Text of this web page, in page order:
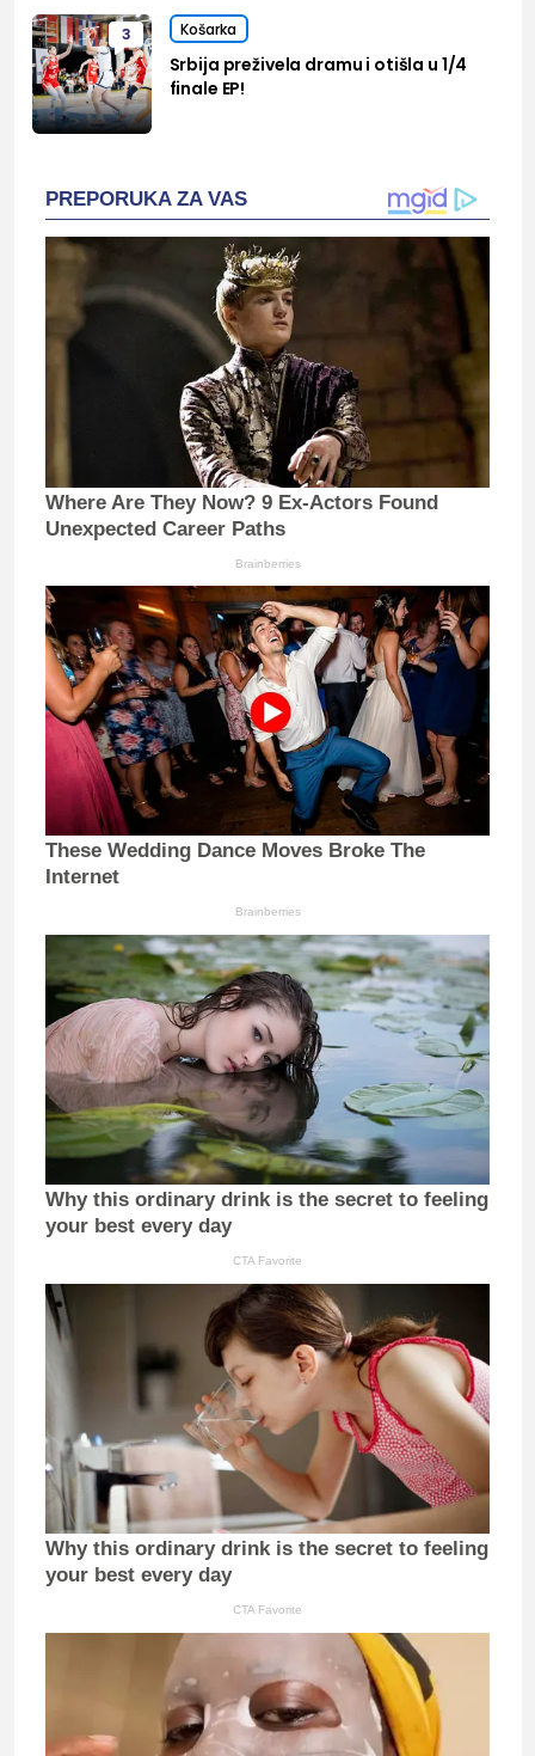
3 Košarka
Srbija preživela dramu i otišla u 1/4
finale EP!
PREPORUKA ZA VAS
Where Are They Now? 9 Ex-Actors Found
Unexpected Career Paths
Brainberries
These Wedding Dance Moves Broke The
Internet
Brainberries
Why this ordinary drink is the secret to feeling
your best every day
CTA Favorite
Why this ordinary drink is the secret to feeling
your best every day
CTA Favorite